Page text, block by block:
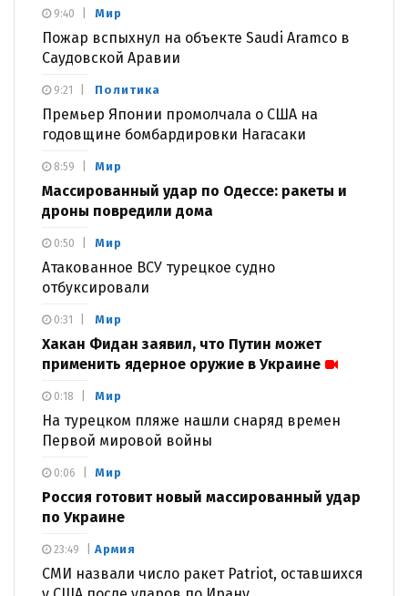
Мир
Пожар вспыхнул на объекте Saudi Aramco в
Саудовской Аравии
9:40
Политика
Премьер Японии промолчала о США на
годовщине бомбардировки Нагасаки
9:21
Мир
Массированный удар по Одессе: ракеты и
дроны повредили дома
8:59
Мир
Атакованное ВСУ турецкое судно
отбуксировали
0:50
Мир
Хакан Фидан заявил, что Путин может
применить ядерное оружие в Украине
0:31
Мир
На турецком пляже нашли снаряд времен
Первой мировой войны
0:18
Мир
Россия готовит новый массированный удар
по Украине
0:06
Армия
СМИ назвали число ракет Patriot, оставшихся
23:49